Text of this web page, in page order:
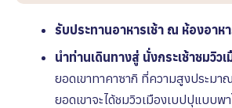
รับประทานอาหารเช้า ณ ห้องอาหา
นำท่านเดินทางสู่ นั่งกระเช้าชมวิวเ
ยอดเขาทาคาซากิ ที่ความสูงประมา
ยอดเขาจะได้ชมวิวเมืองเบปปุแบบพ